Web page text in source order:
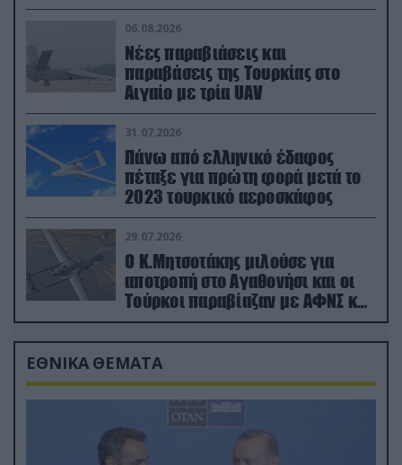
06.08.2026
Νέες παραβιάσεις και
παραβάσεις της Τουρκίας στο
Αιγαίο με τρία UAV
31.07.2026
Πάνω από ελληνικό έδαφος
πέταξε για πρώτη φορά μετά το
2023 τουρκικό αεροσκάφος
29.07.2026
Ο Κ.Μητσοτάκης μιλούσε για
αποτροπή στο Αγαθονήσι και οι
Τούρκοι παραβίαζαν με ΑΦΝΣ και
drone
ΕΘΝΙΚΑ ΘΕΜΑΤΑ